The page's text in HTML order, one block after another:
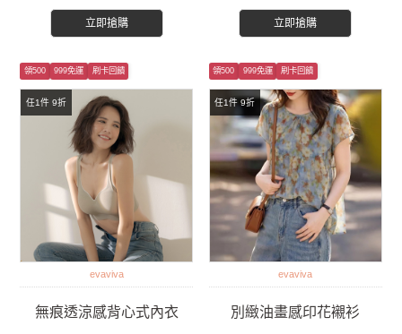
立即搶購 立即搶購
任1件 9折
領500 999免運 刷卡回饋
evaviva
無痕透涼感背心式內衣
任1件 9折
領500 999免運 刷卡回饋
evaviva
別緻油畫感印花襯衫